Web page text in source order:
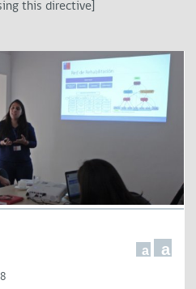
this directive]
a a